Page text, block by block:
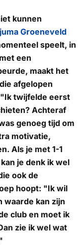
kunnen
Groeneveld
speelt, in
een
maakt het
afgelopen
twijfelde eerst
Achteraf
genoeg tijd om
motivatie,
Als je met 1-1
je denk ik wel
ook de
hoopt: "Ik wil
waarde kan zijn
club en moet ik
zie ik wel wat